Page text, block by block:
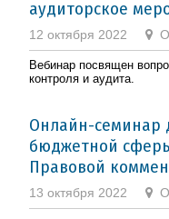
аудиторское
12 октября 2022
Вебинар посвящен
контроля и аудита.
Онлайн-семинар
бюджетной
Правовой
13 октября 2022